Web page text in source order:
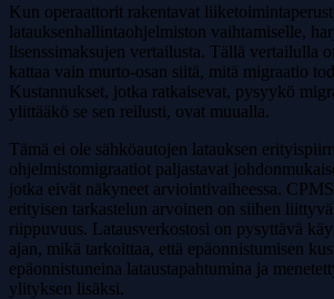
Kun operaattorit rakentavat
latauksenhallintaohjelmiston vaihtamiselle,
lisenssimaksujen vertailusta. Tällä vertailulla
kattaa vain murto-osan siitä, mitä migraatio
Kustannukset, jotka ratkaisevat, pysyykö
ylittääkö se sen reilusti, ovat muualla.
Tämä ei ole sähköautojen latauksen
ohjelmistomigraatiot paljastavat
jotka eivät näkyneet arviointivaiheessa.
erityisen tarkastelun arvoinen on siihen
riippuvuus. Latausverkostosi on pysyttävä
ajan, mikä tarkoittaa, että epäonnistumisen
epäonnistuneina lataustapahtumina ja
ylityksen lisäksi.